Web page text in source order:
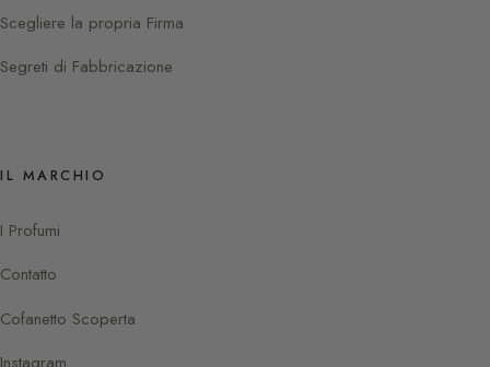
Scegliere la propria Firma
Segreti di Fabbricazione
IL MARCHIO
I Profumi
Contatto
Cofanetto Scoperta